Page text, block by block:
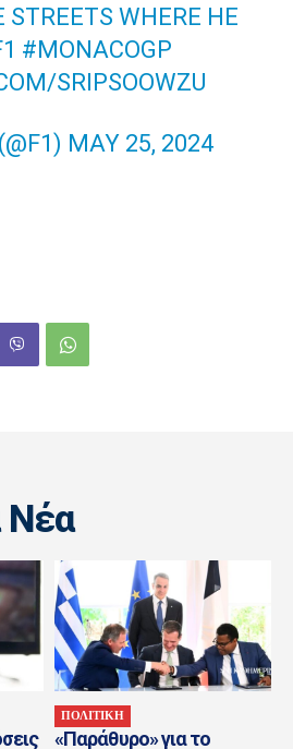
STREETS WHERE HE
#MONACOGP
SRIPSOOWZU
MAY 25, 2024
Nέα
ΠΟΛΙΤΙΚΗ
«Παράθυρο» για το